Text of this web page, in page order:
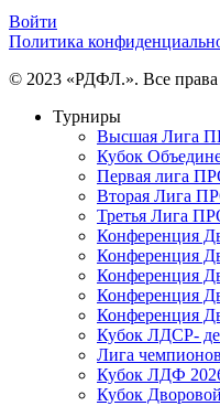
Войти
Политика
© 2023 «РДФЛ.». Все
Турниры
Высшая Лига
Кубок
Первая лига
Вторая Лига
Третья Лига
Конференция
Конференция
Конференция
Конференция
Конференция
Кубок ЛДСР-
Лига
Кубок ЛДФ
Кубок